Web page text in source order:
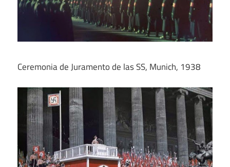
Ceremonia de Juramento de las SS, Munich, 1938